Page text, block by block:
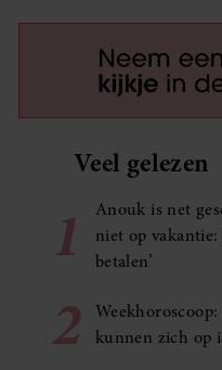
Veel gelezen
1
Anouk is net
niet op
betalen’
2
kunnen zich op